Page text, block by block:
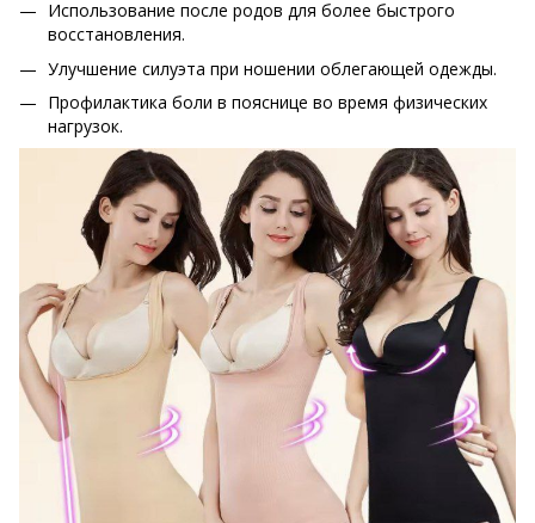
Использование после родов для более быстрого
восстановления.
Улучшение силуэта при ношении облегающей одежды.
Профилактика боли в пояснице во время физических
нагрузок.